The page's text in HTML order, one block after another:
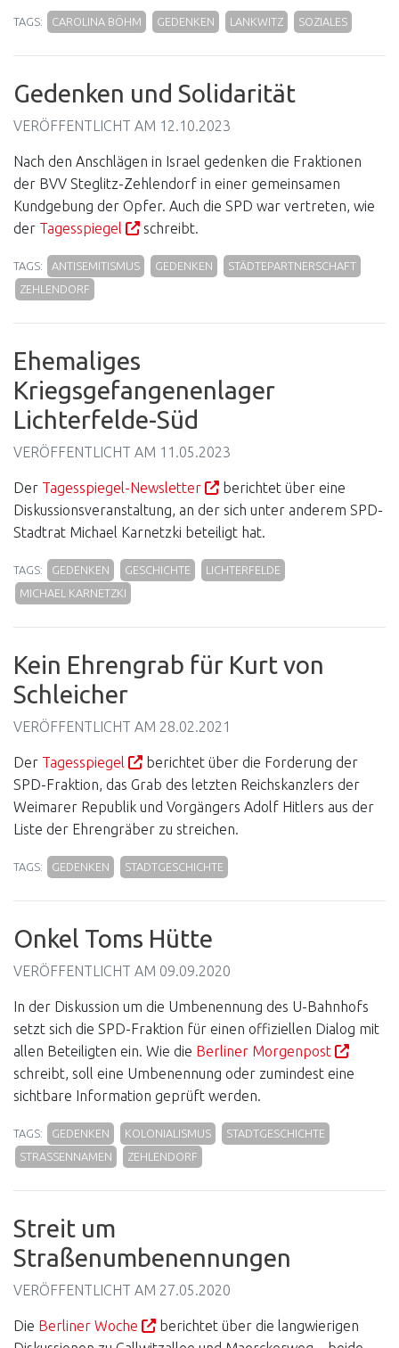
TAGS: CAROLINA BÖHM GEDENKEN LANKWITZ SOZIALES
Gedenken und Solidarität
VERÖFFENTLICHT AM 12.10.2023
Nach den Anschlägen in Israel gedenken die Fraktionen
der BVV Steglitz-Zehlendorf in einer gemeinsamen
Kundgebung der Opfer. Auch die SPD war vertreten, wie
der Tagesspiegel schreibt.
TAGS: ANTISEMITISMUS GEDENKEN
STÄDTEPARTNERSCHAFT
ZEHLENDORF
Ehemaliges
Kriegsgefangenenlager
Lichterfelde-Süd
VERÖFFENTLICHT AM 11.05.2023
Der Tagesspiegel-Newsletter
berichtet über eine
Diskussionsveranstaltung, an der sich unter anderem SPD-
Stadtrat Michael Karnetzki beteiligt hat.
TAGS: GEDENKEN GESCHICHTE
LICHTERFELDE
MICHAEL KARNETZKI
Kein Ehrengrab für Kurt von
Schleicher
VERÖFFENTLICHT AM 28.02.2021
Der Tagesspiegel
berichtet über die Forderung der
SPD-Fraktion, das Grab des letzten Reichskanzlers der
Weimarer Republik und Vorgängers Adolf Hitlers aus der
Liste der Ehrengräber zu streichen.
TAGS: GEDENKEN STADTGESCHICHTE
Onkel Toms Hütte
VERÖFFENTLICHT AM 09.09.2020
In der Diskussion um die Umbenennung des U-Bahnhofs
setzt sich die SPD-Fraktion für einen offiziellen Dialog mit
allen Beteiligten ein. Wie die Berliner Morgenpost
schreibt, soll eine Umbenennung oder zumindest eine
sichtbare Information geprüft werden.
TAGS: GEDENKEN KOLONIALISMUS
STADTGESCHICHTE
STRASSENNAMEN
ZEHLENDORF
Streit um
Straßenumbenennungen
VERÖFFENTLICHT AM 27.05.2020
Die Berliner Woche
berichtet über die langwierigen